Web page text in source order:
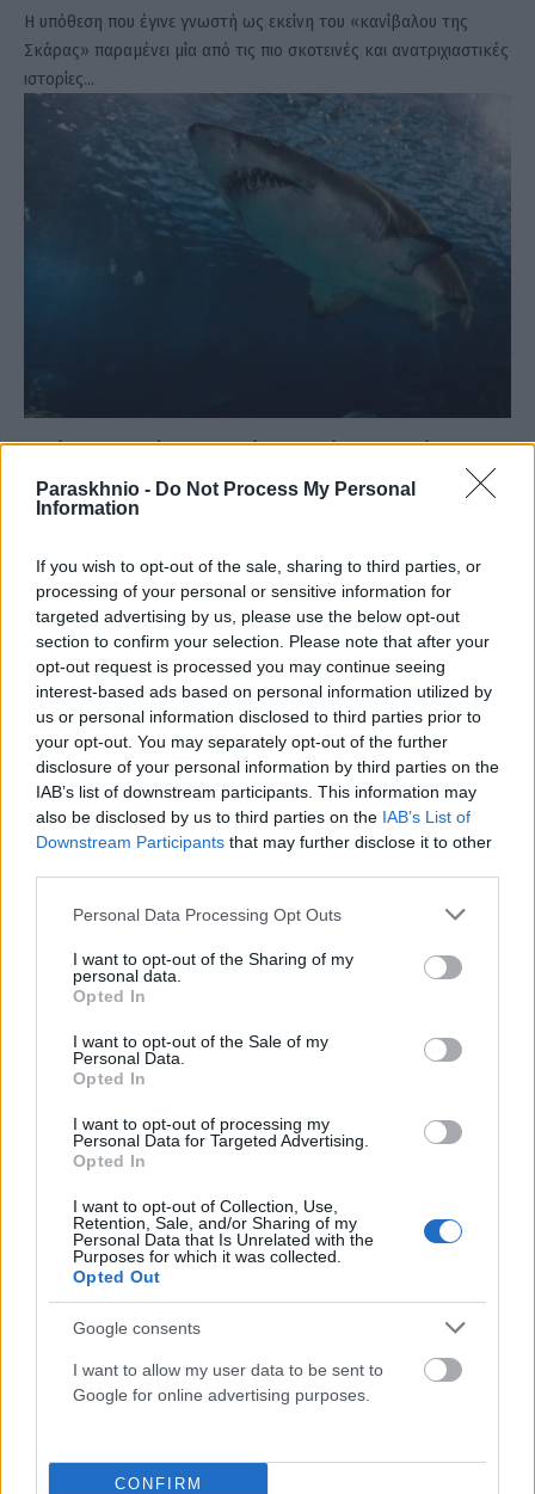
Paraskhnio - Do Not Process My Personal
Information
If you wish to opt-out of the sale, sharing to third parties, or
processing of your personal or sensitive information for
targeted advertising by us, please use the below opt-out
section to confirm your selection. Please note that after your
opt-out request is processed you may continue seeing
interest-based ads based on personal information utilized by
us or personal information disclosed to third parties prior to
your opt-out. You may separately opt-out of the further
disclosure of your personal information by third parties on the
IAB’s list of downstream participants. This information may
also be disclosed by us to third parties on the IAB’s List of
Downstream Participants that may further disclose it to other
Please note that this website/app uses one or more Google
not limited to your visit or usage behaviour. You may click to
grant or deny consent to Google and its third-party tags to
use your data for below specified purposes in below Google
consent section.
Personal Data Processing Opt Outs
I want to opt-out of the Sharing of my
personal data.
Opted In
I want to opt-out of the Sale of my
Personal Data.
Opted In
I want to opt-out of processing my
Personal Data for Targeted Advertising.
Opted In
I want to opt-out of Collection, Use,
Retention, Sale, and/or Sharing of my
Personal Data that Is Unrelated with the
Purposes for which it was collected.
Opted Out
Google consents
I want to allow my user data to be sent to
Google for online advertising purposes.
CONFIRM
Η υπόθεση που έγινε γνωστή ως εκείνη του «κανίβαλου της
Σκάρας» παραμένει μία από τις πιο σκοτεινές και ανατριχιαστικές
ιστορίες…
Κανίβαλοι μεγάλοι λευκοί καρχαρίες στο τρίγωνο
των Βερμούδων
ΑΝΑΡΤΗΘΗΚΕ ΑΠΟ ΜΑΡΊΑ ΡΑΦΑΈΛΑ ΠΑΠΑΓΕΩΡΓΊΟΥ
Μια νέα ανατριχιαστική έρευνα δείχνει ότι οι μεγάλοι λευκοί
καρχαρίες κυνηγούν άλλους μεγάλους καρχαρίες.
ΣΧΕΤΙΚΑ ΜΕ ΕΜΑΣ
Η εταιρεία με την επωνυμία “POLITICAL MEDIA GROUP A.E.” και κατ’
επέκταση η ιστοσελίδα που κατέχει αυτή “www.paraskhnio.gr”
συμμορφώνονται με τη Σύσταση (ΕΕ) 2018/334 της Επιτροπής της 1ης